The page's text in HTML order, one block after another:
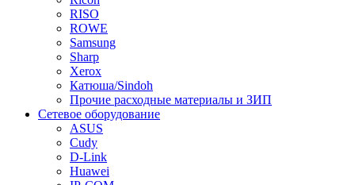
RISO
ROWE
Samsung
Sharp
Xerox
Катюша/Sindoh
Прочие расходные материалы и ЗИП
Сетевое оборудование
ASUS
Cudy
D-Link
Huawei